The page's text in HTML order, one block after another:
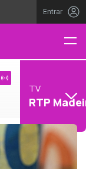
Entrar
TV
RTP